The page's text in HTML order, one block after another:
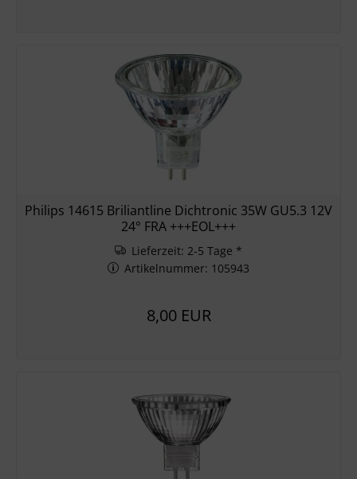
Philips 14615 Briliantline Dichtronic 35W GU5.3 12V
24° FRA +++EOL+++
Lieferzeit: 2-5 Tage *
Artikelnummer: 105943
8,00 EUR